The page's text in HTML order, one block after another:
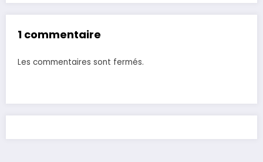
1 commentaire
Les commentaires sont fermés.